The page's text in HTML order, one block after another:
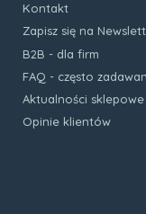
Kontakt
Zapisz się na
B2B - dla firm
FAQ - często
Aktualności sklepowe
Opinie klientów